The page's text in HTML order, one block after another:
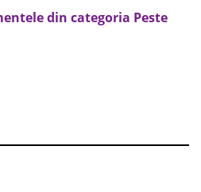
din categoria Peste